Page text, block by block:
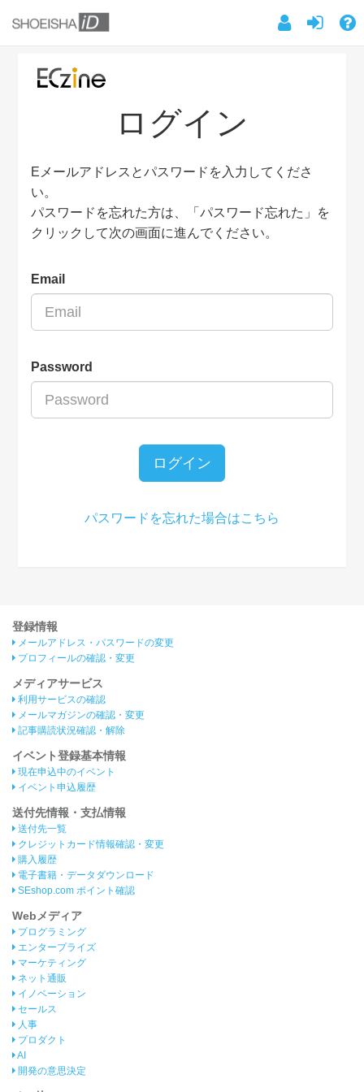
ログイン
Eメールアドレスとパスワードを入力してくださ
い。
パスワードを忘れた方は、「パスワード忘れた」を
クリックして次の画面に進んでください。
Email
Password
ログイン
パスワードを忘れた場合はこちら
登録情報
メールアドレス・パスワードの変更
プロフィールの確認・変更
メディアサービス
利用サービスの確認
メールマガジンの確認・変更
記事購読状況確認・解除
イベント登録基本情報
現在申込中のイベント
イベント申込履歴
送付先情報・支払情報
送付先一覧
クレジットカード情報確認・変更
購入履歴
電子書籍・データダウンロード
SEshop.com ポイント確認
Webメディア
プログラミング
エンタープライズ
マーケティング
ネット通販
イノベーション
セールス
人事
プロダクト
AI
開発の意思決定